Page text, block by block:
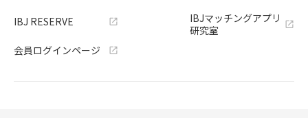
IBJ RESERVE
会員ログインページ
IBJマッチングアプリ
研究室